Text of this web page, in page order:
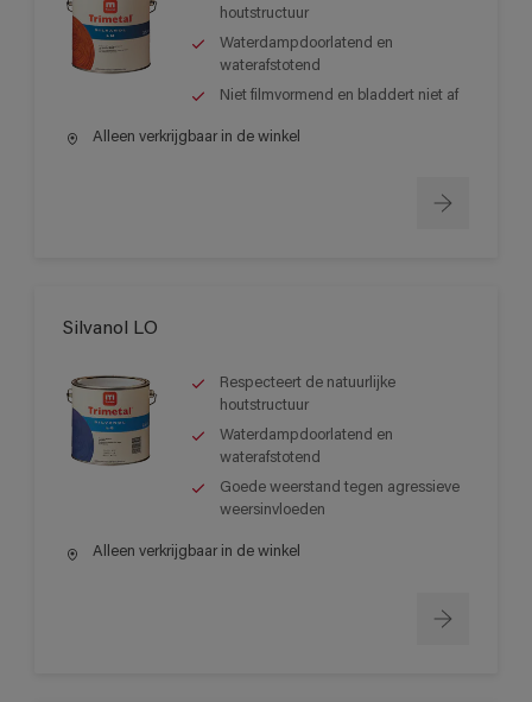
houtstructuur
Waterdampdoorlatend en
waterafstotend
Niet filmvormend en bladdert niet af
Alleen verkrijgbaar in de winkel
Silvanol LO
Respecteert de natuurlijke
houtstructuur
Waterdampdoorlatend en
waterafstotend
Goede weerstand tegen agressieve
weersinvloeden
Alleen verkrijgbaar in de winkel